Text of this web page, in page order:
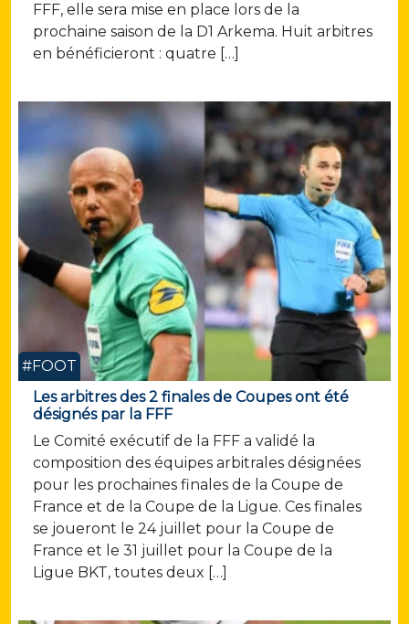
FFF, elle sera mise en place lors de la
prochaine saison de la D1 Arkema. Huit arbitres
en bénéficieront : quatre […]
#FOOT
Les arbitres des 2 finales de Coupes ont été
désignés par la FFF
Le Comité exécutif de la FFF a validé la
composition des équipes arbitrales désignées
pour les prochaines finales de la Coupe de
France et de la Coupe de la Ligue. Ces finales
se joueront le 24 juillet pour la Coupe de
France et le 31 juillet pour la Coupe de la
Ligue BKT, toutes deux […]